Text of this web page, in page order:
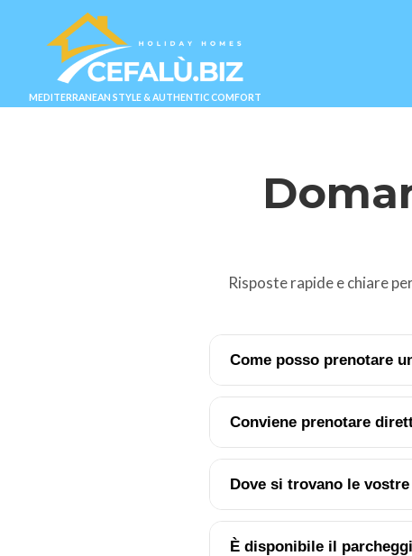
MEDITERRANEAN STYLE & AUTHENTIC COMFORT
Risposte rapide e chiare
Come posso prenotare
Conviene prenotare
Dove si trovano le
È disponibile il